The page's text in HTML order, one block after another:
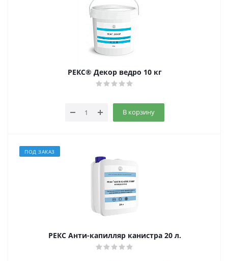
РЕКС® Декор ведро 10 кг
В корзину
ПОД ЗАКАЗ
РЕКС Анти-капилляр канистра 20 л.